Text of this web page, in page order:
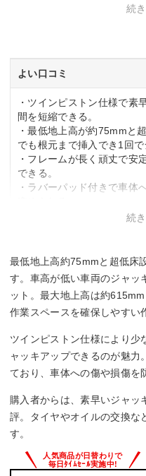
ー
続
よい口コミ
・ツインピストン仕様で素
間を短縮できる。
・最低地上高が約75mmと
でも根元まで挿入でき1回で
・フレームが長く頑丈で安
できる。
・ラバーパッド付きで車体
・本体重量が約46.5kgと重
が大変。
・倉庫内での作業向きで、
続
最低地上高約75mmと超低床
す。車高が低い車両のジャッ
ット。最大地上高は約
作業スペースを確保しやすい
ツインピストン仕様により少
ャッキアップできるのが魅力
ており、車体への傷や損傷を
購入者からは、素早いジャッ
評。タイヤやオイルの交換な
す。